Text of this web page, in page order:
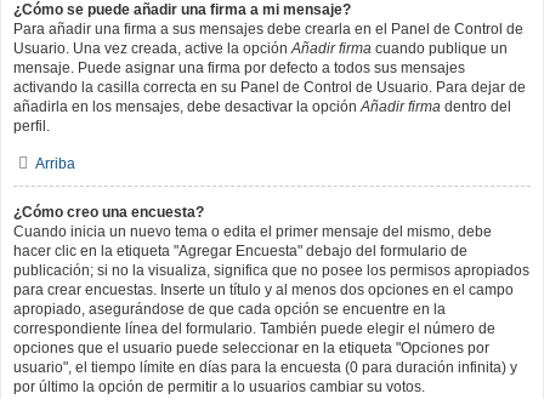
¿Cómo se puede añadir una firma a mi mensaje?
Para añadir una firma a sus mensajes debe crearla en el Panel de Control de
Usuario. Una vez creada, active la opciónAñadir firma cuando publique un
mensaje. Puede asignar una firma por defecto a todos sus mensajes
activando la casilla correcta en su Panel de Control de Usuario. Para dejar de
añadirla en los mensajes, debe desactivar la opciónAñadir firma dentro del
perfil.
Arriba
¿Cómo creo una encuesta?
Cuando inicia un nuevo tema o edita el primer mensaje del mismo, debe
hacer clic en la etiqueta "Agregar Encuesta" debajo del formulario de
publicación; si no la visualiza, significa que no posee los permisos apropiados
para crear encuestas. Inserte un título y al menos dos opciones en el campo
apropiado, asegurándose de que cada opción se encuentre en la
correspondiente línea del formulario. También puede elegir el número de
opciones que el usuario puede seleccionar en la etiqueta "Opciones por
usuario", el tiempo límite en días para la encuesta (0 para duración infinita) y
por último la opción de permitir a lo usuarios cambiar su votos.